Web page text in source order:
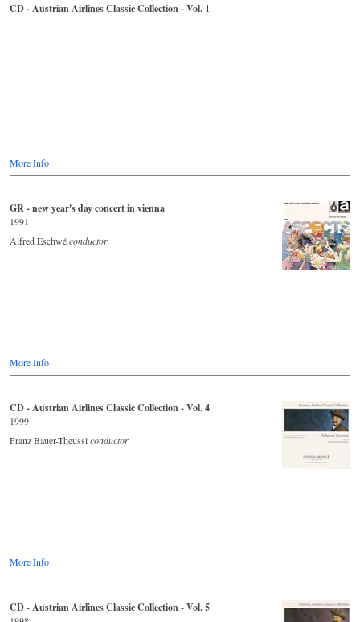
CD - Austrian Airlines Classic Collection - Vol. 1
More Info
GR - new year's day concert in vienna
1991
Alfred Eschwéconductor
More Info
CD - Austrian Airlines Classic Collection - Vol. 4
1999
Franz Bauer-Theusslconductor
More Info
CD - Austrian Airlines Classic Collection - Vol. 5